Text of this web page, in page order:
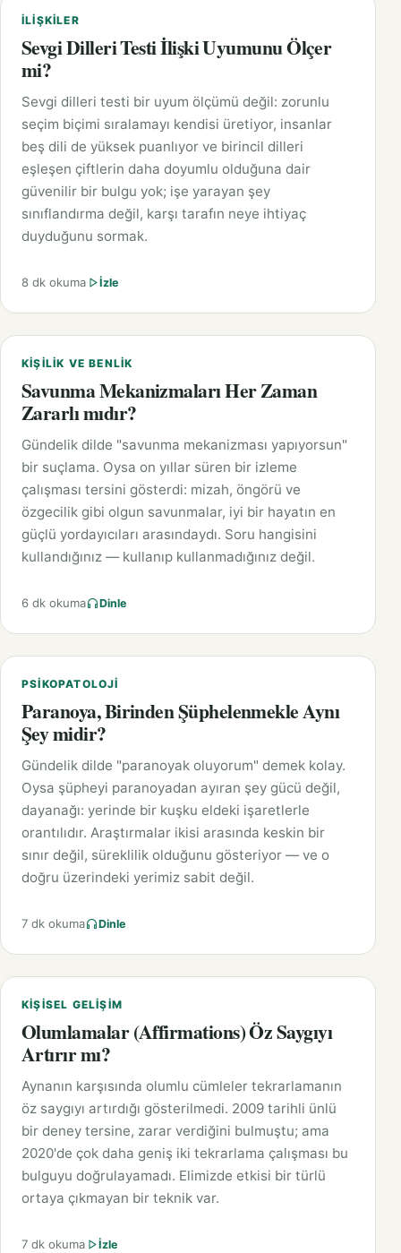
İLIŞKILER
Sevgi Dilleri Testi İlişki Uyumunu Ölçer
mi?
Sevgi dilleri testi bir uyum ölçümü değil: zorunlu
seçim biçimi sıralamayı kendisi üretiyor, insanlar
beş dili de yüksek puanlıyor ve birincil dilleri
eşleşen çiftlerin daha doyumlu olduğuna dair
güvenilir bir bulgu yok; işe yarayan şey
sınıflandırma değil, karşı tarafın neye ihtiyaç
duyduğunu sormak.
8 dk okuma İzle
KIŞILIK VE BENLIK
Savunma Mekanizmaları Her Zaman
Zararlı mıdır?
Gündelik dilde "savunma mekanizması yapıyorsun"
bir suçlama. Oysa on yıllar süren bir izleme
çalışması tersini gösterdi: mizah, öngörü ve
özgecilik gibi olgun savunmalar, iyi bir hayatın en
güçlü yordayıcıları arasındaydı. Soru hangisini
kullandığınız — kullanıp kullanmadığınız değil.
6 dk okuma Dinle
PSIKOPATOLOJI
Paranoya, Birinden Şüphelenmekle Aynı
Şey midir?
Gündelik dilde "paranoyak oluyorum" demek kolay.
Oysa şüpheyi paranoyadan ayıran şey gücü değil,
dayanağı: yerinde bir kuşku eldeki işaretlerle
orantılıdır. Araştırmalar ikisi arasında keskin bir
sınır değil, süreklilik olduğunu gösteriyor — ve o
doğru üzerindeki yerimiz sabit değil.
7 dk okuma Dinle
KIŞISEL GELIŞIM
Olumlamalar (Affirmations) Öz Saygıyı
Artırır mı?
Aynanın karşısında olumlu cümleler tekrarlamanın
öz saygıyı artırdığı gösterilmedi. 2009 tarihli ünlü
bir deney tersine, zarar verdiğini bulmuştu; ama
2020'de çok daha geniş iki tekrarlama çalışması bu
bulguyu doğrulayamadı. Elimizde etkisi bir türlü
ortaya çıkmayan bir teknik var.
7 dk okuma İzle